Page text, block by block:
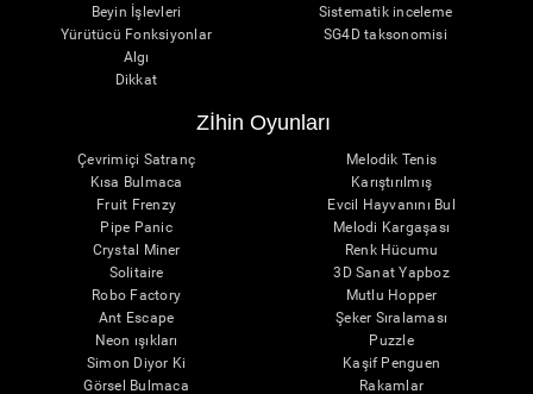
Beyin İşlevleri
Yürütücü Fonksiyonlar
Algı
Dikkat
Sistematik inceleme
SG4D taksonomisi
Zİhin Oyunları
Çevrimiçi Satranç
Kısa Bulmaca
Fruit Frenzy
Pipe Panic
Crystal Miner
Solitaire
Robo Factory
Ant Escape
Neon ışıkları
Simon Diyor Ki
Görsel Bulmaca
Melodik Tenis
Karıştırılmış
Evcil Hayvanını Bul
Melodi Kargaşası
Renk Hücumu
3D Sanat Yapboz
Mutlu Hopper
Şeker Sıralaması
Puzzle
Kaşif Penguen
Rakamlar